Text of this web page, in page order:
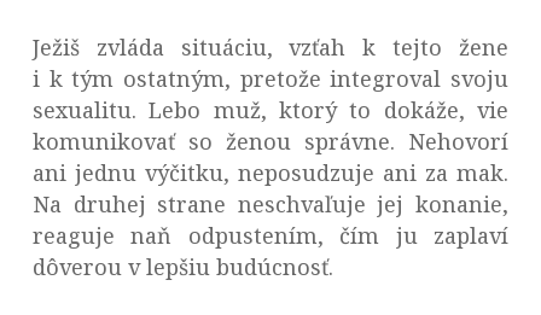
Ježiš zvláda situáciu, vzťah k tejto žene
i k tým ostatným, pretože integroval svoju
sexualitu. Lebo muž, ktorý to dokáže, vie
komunikovať so ženou správne. Nehovorí
ani jednu výčitku, neposudzuje ani za mak.
Na druhej strane neschvaľuje jej konanie,
reaguje naň odpustením, čím ju zaplaví
dôverou v lepšiu budúcnosť.